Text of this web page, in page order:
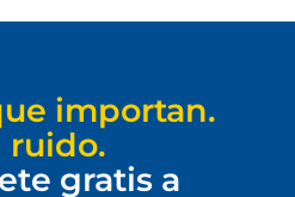
importan.
ruido.
gratis a